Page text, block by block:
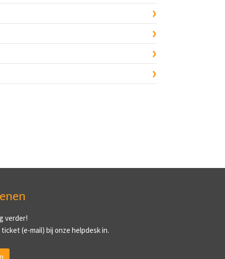
verder!
(e-mail) bij onze helpdesk in.